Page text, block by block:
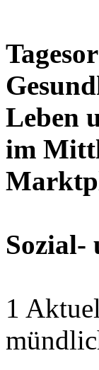
Leben
im
Sozial-
1